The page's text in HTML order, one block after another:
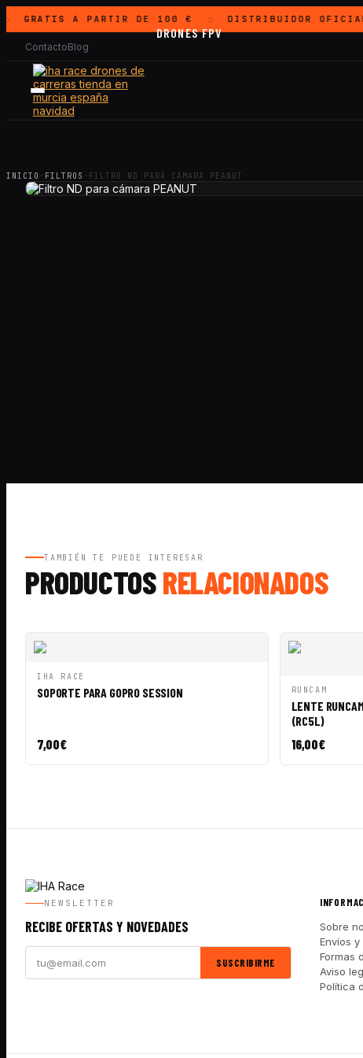
GRATIS A PARTIR DE 100 € DISTRIBUIDOR
ContactoBlog
DRONES FPV
INICIO · FILTROS · FILTRO ND PARA CÁMARA PEANUT
TAMBIÉN TE PUEDE INTERESAR
PRODUCTOSRELACIONADOS
VISTA RÁPIDA
IHA RACE
SOPORTE PARA GOPRO SESSION
7,00€
VISTA
RUNCAM
LENTE
(RC5L)
16,00€
NEWSLETTER
RECIBE OFERTAS Y NOVEDADES
SUSCRIBIRME
Sobre
Envíos
Formas
Aviso
Política